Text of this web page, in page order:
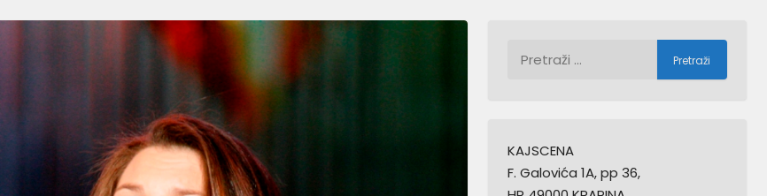
KAJSCENA
F. Galovića 1A, pp 36,